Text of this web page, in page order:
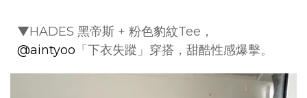
▼HADES 黑帝斯 + 粉色豹紋Tee，
@aintyoo 「下衣失蹤」穿搭，甜酷性感爆擊。